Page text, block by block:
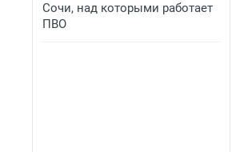
Сочи, над которыми работает
ПВО